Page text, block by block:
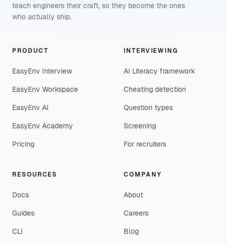
teach engineers their craft, so they become the ones
who actually ship.
PRODUCT
EasyEnv Interview
EasyEnv Workspace
EasyEnv AI
EasyEnv Academy
Pricing
INTERVIEWING
AI Literacy framework
Cheating detection
Question types
Screening
For recruiters
RESOURCES
Docs
Guides
CLI
COMPANY
About
Careers
Blog